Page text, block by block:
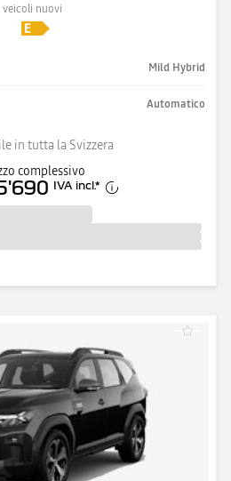
veicoli nuovi
Mild Hybrid
Automatico
in tutta la Svizzera
complessivo
IVA incl.*